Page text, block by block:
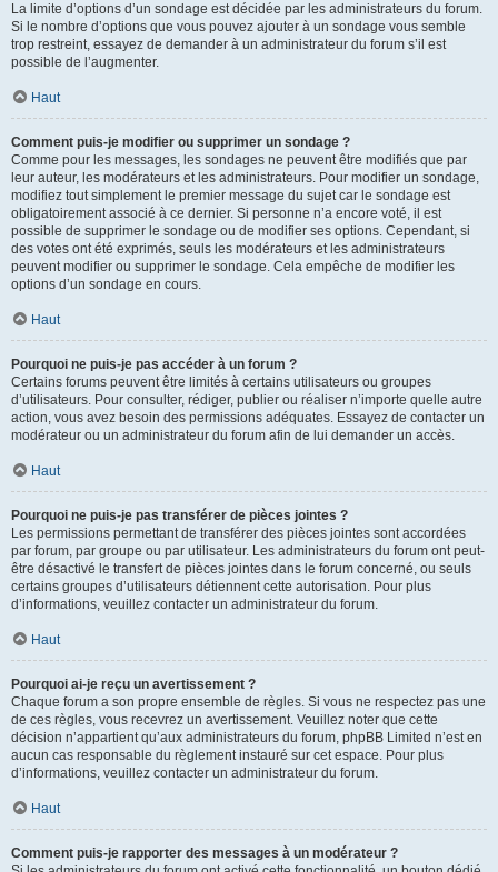
La limite d’options d’un sondage est décidée par les administrateurs du forum.
Si le nombre d’options que vous pouvez ajouter à un sondage vous semble
trop restreint, essayez de demander à un administrateur du forum s’il est
possible de l’augmenter.
Haut
Comment puis-je modifier ou supprimer un sondage ?
Comme pour les messages, les sondages ne peuvent être modifiés que par
leur auteur, les modérateurs et les administrateurs. Pour modifier un sondage,
modifiez tout simplement le premier message du sujet car le sondage est
obligatoirement associé à ce dernier. Si personne n’a encore voté, il est
possible de supprimer le sondage ou de modifier ses options. Cependant, si
des votes ont été exprimés, seuls les modérateurs et les administrateurs
peuvent modifier ou supprimer le sondage. Cela empêche de modifier les
options d’un sondage en cours.
Haut
Pourquoi ne puis-je pas accéder à un forum ?
Certains forums peuvent être limités à certains utilisateurs ou groupes
d’utilisateurs. Pour consulter, rédiger, publier ou réaliser n’importe quelle autre
action, vous avez besoin des permissions adéquates. Essayez de contacter un
modérateur ou un administrateur du forum afin de lui demander un accès.
Haut
Pourquoi ne puis-je pas transférer de pièces jointes ?
Les permissions permettant de transférer des pièces jointes sont accordées
par forum, par groupe ou par utilisateur. Les administrateurs du forum ont peut-
être désactivé le transfert de pièces jointes dans le forum concerné, ou seuls
certains groupes d’utilisateurs détiennent cette autorisation. Pour plus
d’informations, veuillez contacter un administrateur du forum.
Haut
Pourquoi ai-je reçu un avertissement ?
Chaque forum a son propre ensemble de règles. Si vous ne respectez pas une
de ces règles, vous recevrez un avertissement. Veuillez noter que cette
décision n’appartient qu’aux administrateurs du forum, phpBB Limited n’est en
aucun cas responsable du règlement instauré sur cet espace. Pour plus
d’informations, veuillez contacter un administrateur du forum.
Haut
Comment puis-je rapporter des messages à un modérateur ?